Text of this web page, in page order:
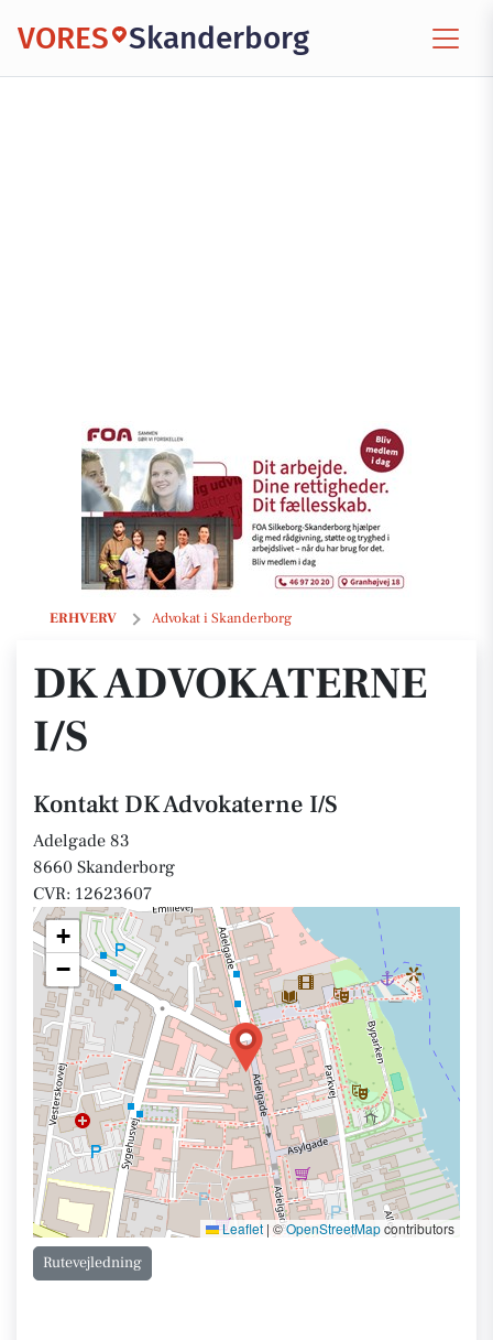
VORES Skanderborg
ERHVERV Advokat i Skanderborg
DK Advokaterne I/S
DK ADVOKATERNE
I/S
Kontakt DK Advokaterne I/S
Adelgade 83
8660 Skanderborg
CVR: 12623607
+
−
Leaflet | ©OpenStreetMapcontributors
Rutevejledning